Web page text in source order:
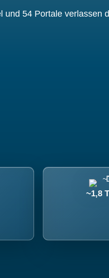
und 54 Portale verlassen
~1,8